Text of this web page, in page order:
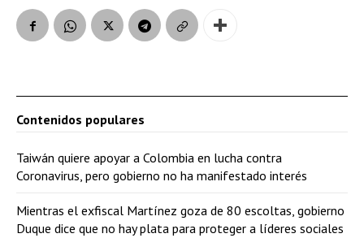
Contenidos populares
Taiwán quiere apoyar a Colombia en lucha contra
Coronavirus, pero gobierno no ha manifestado interés
Mientras el exfiscal Martínez goza de 80 escoltas, gobierno
Duque dice que no hay plata para proteger a líderes sociales